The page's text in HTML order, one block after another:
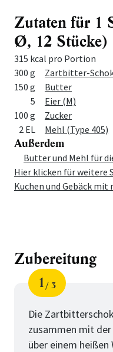
Zutaten für 1
Ø, 12 Stücke)
315 kcal pro Portion
Menge
Zutat
300 g
Zartbitter-
150 g
Butter
5
Eier (M)
100 g
Zucker
2 EL
Mehl (Type 405)
Außerdem
MengeZutat
Butter und Mehl für
Hier klicken für weitere
Kuchen und Gebäck
Zubereitung
Schritt
1
von
3
Die
zusammen mit
über einem heißen